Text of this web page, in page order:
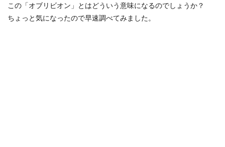
この「オブリビオン」とはどういう意味になるのでしょうか？
ちょっと気になったので早速調べてみました。